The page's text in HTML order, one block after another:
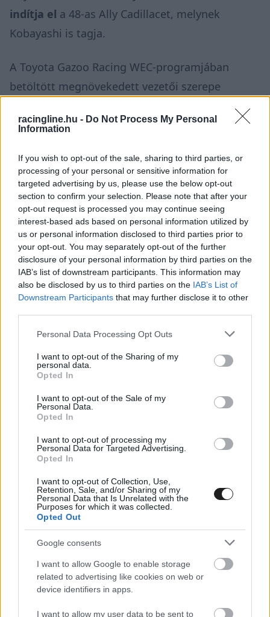
racingline.hu - Do Not Process My Personal
Information
If you wish to opt-out of the sale, sharing to third parties, or
processing of your personal or sensitive information for
targeted advertising by us, please use the below opt-out
section to confirm your selection. Please note that after your
opt-out request is processed you may continue seeing
interest-based ads based on personal information utilized by
us or personal information disclosed to third parties prior to
your opt-out. You may separately opt-out of the further
disclosure of your personal information by third parties on the
IAB’s list of downstream participants. This information may
also be disclosed by us to third parties on the IAB’s List of
Downstream Participants that may further disclose it to other
Please note that this website/app uses one or more Google
not limited to your visit or usage behaviour. You may click to
grant or deny consent to Google and its third-party tags to
use your data for below specified purposes in below Google
consent section.
Personal Data Processing Opt Outs
I want to opt-out of the Sharing of my
personal data.
Opted In
I want to opt-out of the Sale of my
Personal Data.
Opted In
I want to opt-out of processing my
Personal Data for Targeted Advertising.
Opted In
I want to opt-out of Collection, Use,
Retention, Sale, and/or Sharing of my
Personal Data that Is Unrelated with the
Purposes for which it was collected.
Opted Out
Google consents
I want to allow Google to enable storage
related to advertising like cookies on web or
device identifiers in apps.
I want to allow my user data to be sent to
indítja el a 48-as Ally Cadillacet, melynek
Kobayashi is tagja.
A Toyota Gazoo Racing WEC-programjában
betöltött megnövekedett vezetői szerepe
Kobyayashi a Sportscar365-nek elmondta, hogy
versenyzést az Endurance Cup futamain.
Kobayashi a múlt hétvégi Chevrolet Nagydíjon
debütált a GTD Pro osztályban a Canadian Tire
Motorsport Parkban, ahol a sérült Jack
Hawksworth helyére ugrott be Vasser Sullivan
Lexus RC F GT3-asával.
Az IMSA endurance versenyek és a WEC szezonja
között biztosan nincsenek ütközések, mivel sok
versenyző ugyanazokat a futamokat teljesíti
” –
mondtaKobayashi.